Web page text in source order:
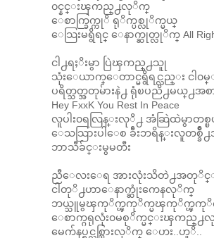
၀င္နင္းၾကည္႕လုိက္
ေစာက္ခြက္ကုိ ရုိက္ပစ္လုိက္မယ္
ေသြးမရွိရင္ ေနာက္ဆုတ္လုိက္ All
ငါ႕ရႈိးမွာ ပြဲၾကည္႕သူု
သုံးေယာက္ေတာင္မရွိရင္လည္း ငါ၀
ပရိတ္သတ္အတုမ်ားနဲ႕ ရုံၿပညိ႕မယ္႕အစ
Hey FxxK You Rest In Peace
လူပါး၀ရလြန္းလုိ႕ အံဆြဲထဲမွာတစ္ၿပ
ေသသြားပါေစ ခ်ီးဘရိန္းလူတစ္ခ်ဳိ
ဘာသီခ်င္းမွမတီး
ညီေလးေရ အားလုံးသိတဲ႕အတုိင္
ငါတုိ႕ဟာေနာက္ဆုံးကေနလုိက္
ဘယ္သူမွၾကုိက္ၾကုိက္မၾကုိက္ၾ
ေစာက္ဂရုလုံး၀မစုိက္မင္းၾကည္
မေက်နပ္ရင္လစ္သြားလုိက္ ေဟး..ဟူိ..